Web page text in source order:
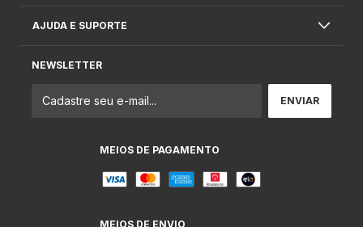
AJUDA E SUPORTE
NEWSLETTER
MEIOS DE PAGAMENTO
MEIOS DE ENVIO